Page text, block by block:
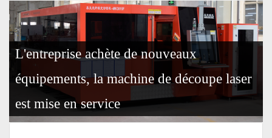
L'entreprise achète de nouveaux
équipements, la machine de découpe laser
est mise en service